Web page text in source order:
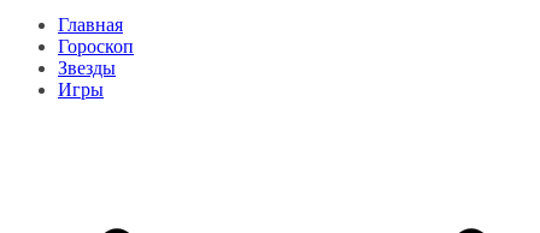
Главная
Гороскоп
Звезды
Игры